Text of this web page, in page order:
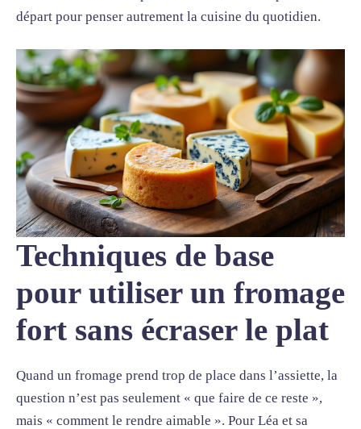
départ pour penser autrement la cuisine du quotidien.
Techniques de base
pour utiliser un fromage
fort sans écraser le plat
Quand un fromage prend trop de place dans l’assiette, la
question n’est pas seulement « que faire de ce reste »,
mais « comment le rendre aimable ». Pour Léa et sa